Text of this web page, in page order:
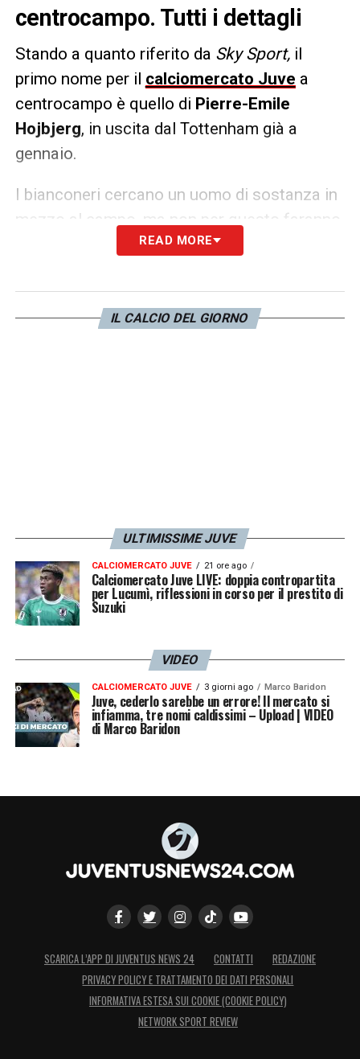
centrocampo. Tutti i dettagli
Stando a quanto riferito da Sky Sport,il
primo nome per il calciomercato Juve a
centrocampo è quello di Pierre-Emile
Hojbjerg, in uscita dal Tottenham già a
gennaio.
I bianconeri cercano un uomo di sostanza in
mezzo al campo, ma non per questo faranno
no secco alla richiesta da 30 milioni
LA PLAYLIST DELLE NOSTRE TOP NEWS
READ MORE
IL CALCIO DEL GIORNO
ULTIMISSIME JUVE
CALCIOMERCATO JUVE 21 ore ago
Calciomercato Juve LIVE: doppia contropartita
per Lucumì, riflessioni in corso per il prestito di
Suzuki
VIDEO
CALCIOMERCATO JUVE 3 giorni ago Marco Baridon
Juve, cederlo sarebbe un errore! Il mercato si
infiamma, tre nomi caldissimi – Upload | VIDEO
di Marco Baridon
SCARICA L’APP DI JUVENTUS NEWS 24 CONTATTI
REDAZIONE
PRIVACY POLICY E TRATTAMENTO DEI DATI PERSONALI
INFORMATIVA ESTESA SUI COOKIE (COOKIE POLICY)
NETWORK SPORT REVIEW